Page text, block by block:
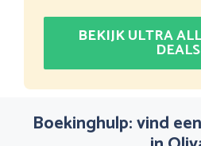
BEKIJK ULTRA
DEALS
Boekinghulp: vind